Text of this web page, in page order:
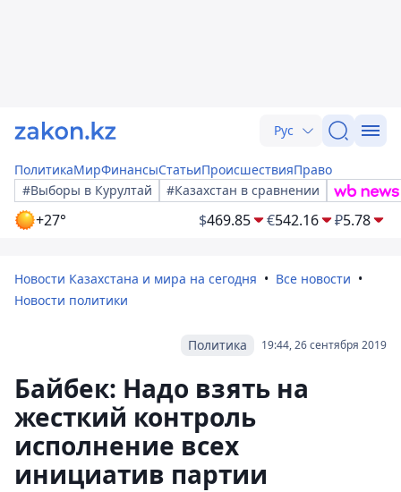
Рус
ПолитикаМирФинансыСтатьиПроисшествияПраво
#Выборы в Курултай
#Казахстан в сравнении
+27° $469.85 €542.16 ₽5.78
Новости Казахстана и мира на сегодня
Все новости
Новости политики
19:44, 26 сентября 2019
Политика
Байбек: Надо взять на
жесткий контроль
исполнение всех
инициатив партии